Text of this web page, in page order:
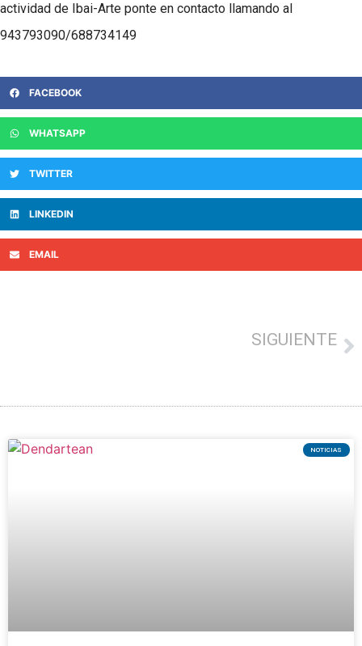
actividad de Ibai-Arte ponte en contacto llamando al
943793090/688734149
FACEBOOK
WHATSAPP
TWITTER
LINKEDIN
EMAIL
SIGUIENTE
NOTICIAS